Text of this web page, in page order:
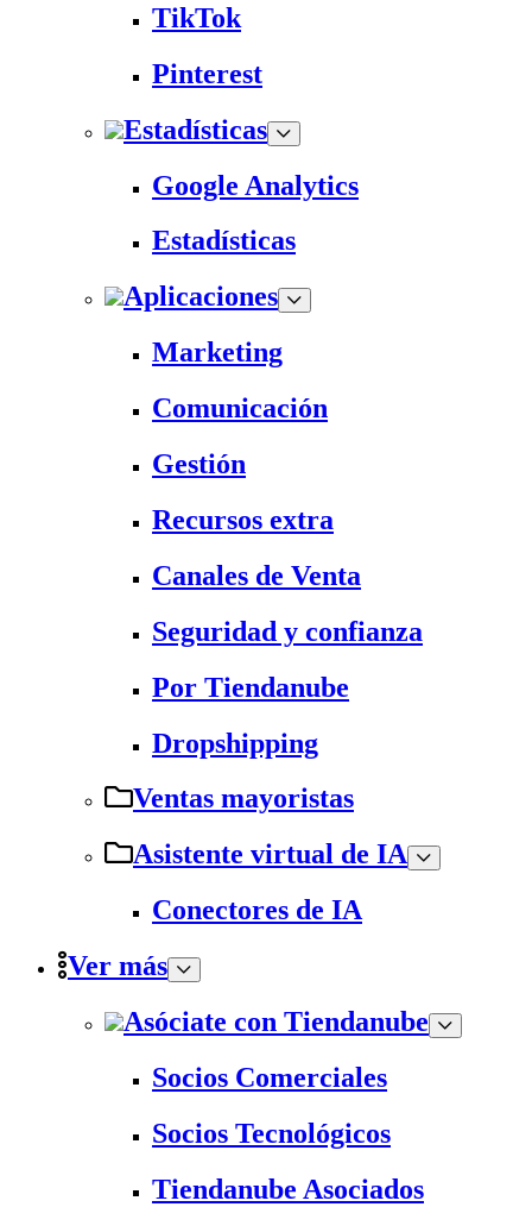
TikTok
Pinterest
Estadísticas
Google Analytics
Estadísticas
Aplicaciones
Marketing
Comunicación
Gestión
Recursos extra
Canales de Venta
Seguridad y confianza
Por Tiendanube
Dropshipping
Ventas mayoristas
Asistente virtual de IA
Conectores de IA
Ver más
Asóciate con Tiendanube
Socios Comerciales
Socios Tecnológicos
Tiendanube Asociados